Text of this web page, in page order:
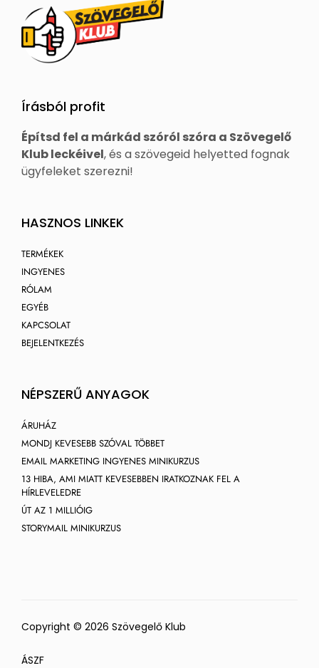
Írásból profit
Építsd fel a márkád szóról szóra a Szövegelő
Klub leckéivel, és a szövegeid helyetted fognak
ügyfeleket szerezni!
HASZNOS LINKEK
TERMÉKEK
INGYENES
RÓLAM
EGYÉB
KAPCSOLAT
BEJELENTKEZÉS
NÉPSZERŰ ANYAGOK
ÁRUHÁZ
MONDJ KEVESEBB SZÓVAL TÖBBET
EMAIL MARKETING INGYENES MINIKURZUS
13 HIBA, AMI MIATT KEVESEBBEN IRATKOZNAK FEL A
HÍRLEVELEDRE
ÚT AZ 1 MILLIÓIG
STORYMAIL MINIKURZUS
Copyright © 2026 Szövegelő Klub
ÁSZF